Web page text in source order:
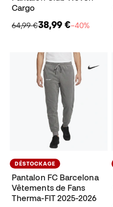
Cargo
64,99 €38,99 €−40%
DÉSTOCKAGE
Pantalon FC Barcelona
Vêtements de Fans
Therma-FIT 2025-2026